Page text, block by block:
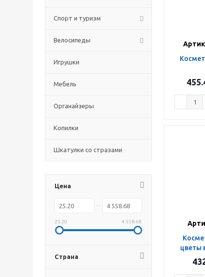
Спорт и туризм
Велосипеды
Игрушки
Мебель
Органайзеры
Копилки
Шкатулки со стразами
Цена
25.20 4 558.68
Страна
Косметичка 3 шт этно
Косметичка н-р 3 шт
цветы